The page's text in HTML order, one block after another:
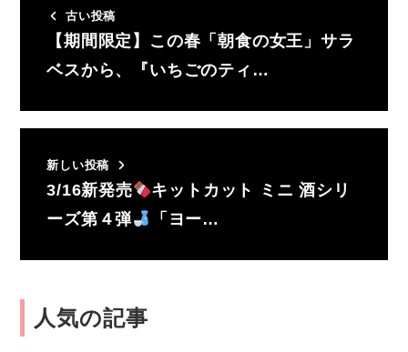
古い投稿
【期間限定】この春「朝食の女王」サラ
ベスから、『いちごのティ…
新しい投稿
3/16新発売
キットカット ミニ 酒シリ
ーズ第４弾
「ヨー…
人気の記事